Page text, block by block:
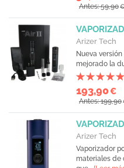
Antes: 59,90€
Arizer Tech
Nueva
mejorado la
193,90€
Antes: 199,90
Arizer Tech
Vaporizador
materiales de